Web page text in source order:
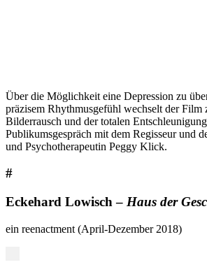
Über die Möglichkeit eine Depression zu
präzisem Rhythmusgefühl wechselt der
Bilderrausch und der totalen
Publikumsgespräch mit dem Regisseur und
und Psychotherapeutin Peggy Klick.
#
Eckehard Lowisch – Haus der
ein reenactment (April-Dezember 2018)